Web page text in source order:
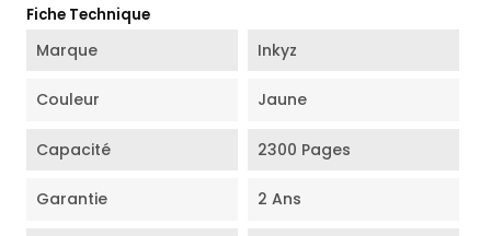
Fiche Technique
Marque Inkyz
Couleur Jaune
Capacité 2300 Pages
Garantie 2 Ans